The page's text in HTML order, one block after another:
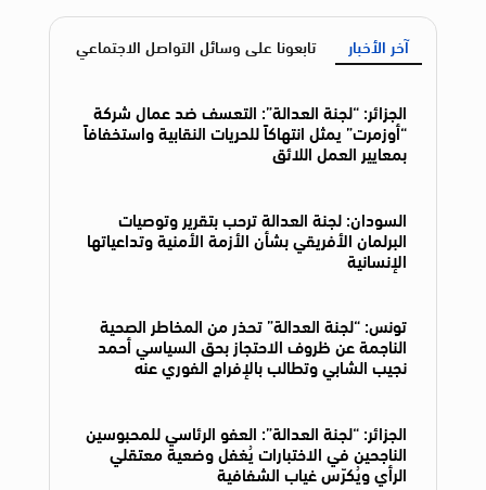
آخر الأخبار تابعونا على وسائل التواصل الاجتماعي
الجزائر: “لجنة العدالة”: التعسف ضد عمال شركة
“أوزمرت” يمثل انتهاكاً للحريات النقابية واستخفافاً
بمعايير العمل اللائق
السودان: لجنة العدالة ترحب بتقرير وتوصيات
البرلمان الأفريقي بشأن الأزمة الأمنية وتداعياتها
الإنسانية
تونس: “لجنة العدالة” تحذر من المخاطر الصحية
الناجمة عن ظروف الاحتجاز بحق السياسي أحمد
نجيب الشابي وتطالب بالإفراج الفوري عنه
الجزائر: “لجنة العدالة”: العفو الرئاسي للمحبوسين
الناجحين في الاختبارات يُغفل وضعية معتقلي
الرأي ويُكرّس غياب الشفافية